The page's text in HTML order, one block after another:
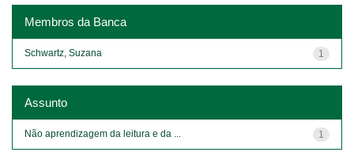
Membros da Banca
1
Schwartz, Suzana
Assunto
1
Não aprendizagem da leitura e da ...